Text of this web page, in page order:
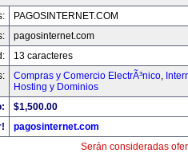
PAGOSINTERNET.COM
pagosinternet.com
13 caracteres
Compras y Comercio ElectrÃ³nico,
Hosting y Dominios
$1,500.00
pagosinternet.com
Serán consideradas